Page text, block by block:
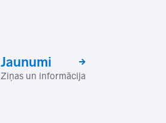
Jaunumi
Ziņas un informācija